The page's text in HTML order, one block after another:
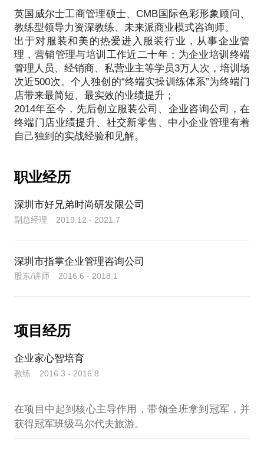
提升实现客单价的提升。
在这些方面，我能够为你提供一些帮助，目前为止我
已培训企业终端管理人员、经销商、私营业主等学员3
万人次，培训场次近500次，被称为中国最具实战性
的服饰终端实操训练领导者，自主研发了一套终端训
练体系，通过多年的培训和实践验证，有效提升率是
100%。
该话题能为你提供的内容包括：
开展系统的终端门店业绩提升培训——《让门店业绩
希望你是服饰终端行业的管理者、经营者或计划从事
英国威尔士工商管理硕士、CMB国际色彩形象顾问、
教练型领导力资深教练、未来派商业模式咨询师。
出于对服装和美的热爱进入服装行业，从事企业管
理，营销管理与培训工作近二十年；为企业培训终端
管理人员、经销商、私营业主等学员3万人次，培训场
次近500次。个人独创的“终端实操训练体系”为终端门
店带来最简短、最实效的业绩提升；
2014年至今，先后创立服装公司、企业咨询公司，在
终端门店业绩提升、社交新零售、中小企业管理有着
职业经历
深圳市好兄弟时尚研发限公司
副总经理 2019.12 - 2021.7
深圳市指掌企业管理咨询公司
股东/讲师 2016.6 - 2018.1
项目经历
企业家心智培育
教练 2016.3 - 2016.8
在项目中起到核心主导作用，带领全班拿到冠军，并